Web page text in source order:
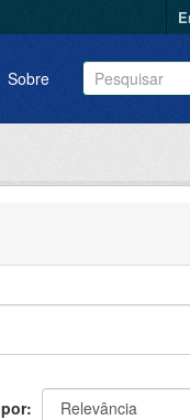
Sobre